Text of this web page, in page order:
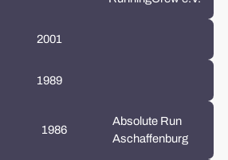
2001
1989
1986
Absolute Run
Aschaffenburg